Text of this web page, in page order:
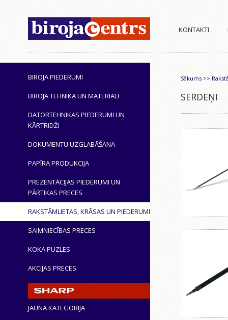
KONTAKTI
BIROJA PIEDERUMI
BIROJA TEHNIKA UN MATERIĀLI
DATORTEHNIKAS PIEDERUMI UN
KĀRTRIDŽI
DOKUMENTU UZGLABĀŠANA
PAPĪRA PRODUKCIJA
PREZENTĀCIJAS PIEDERUMI UN
PĀRTIKAS PRECES
RAKSTĀMLIETAS, KRĀSAS UN PIEDERUMI
SAIMNIECĪBAS PRECES
KOKA PUZLES
AKCIJAS PRECES
JAUNA KATEGORIJA
Sākums >>
SERDEŅI